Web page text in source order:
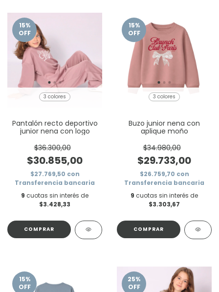
15%
OFF
3 colores
Pantalón recto deportivo
junior nena con logo
$36.300,00
$30.855,00
$27.769,50 con
Transferencia bancaria
9 cuotas sin interés de
$3.428,33
COMPRAR
15%
OFF
3 colores
Buzo junior nena con
aplique moño
$34.980,00
$29.733,00
$26.759,70 con
Transferencia bancaria
9 cuotas sin interés de
$3.303,67
COMPRAR
15%
OFF
25%
OFF